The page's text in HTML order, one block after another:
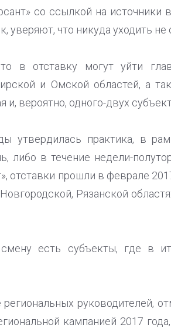
со ссылкой на источники
уверяют, что никуда уходить не
в отставку могут уйти
и Омской областей, а
и, вероятно, одного-двух
утвердилась практика, в
либо в течение недели-
отставки прошли в феврале
Рязанской
есть субъекты, где в
руководителей,
кампанией 2017